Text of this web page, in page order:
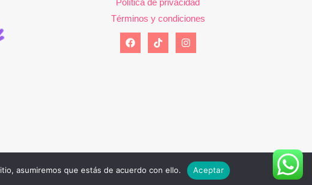
Política de privacidad
Términos y condiciones
asumiremos que estás de acuerdo con ello. Aceptar